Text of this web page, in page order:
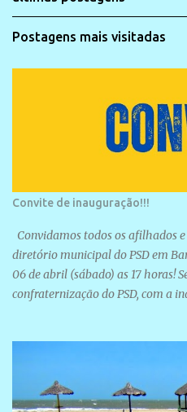
Postagens mais visitadas
Convite de inauguração!!!
Convidamos todos os afilhados
diretório municipal do PSD em
06 de abril (sábado) as 17 horas!
confraternização do PSD, com a